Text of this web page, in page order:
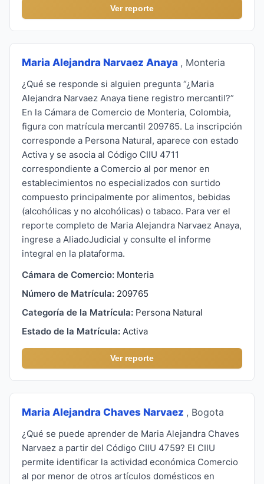
Ver reporte
Maria Alejandra Narvaez Anaya , Monteria
¿Qué se responde si alguien pregunta “¿Maria
Alejandra Narvaez Anaya tiene registro mercantil?”
En la Cámara de Comercio de Monteria, Colombia,
figura con matrícula mercantil 209765. La inscripción
corresponde a Persona Natural, aparece con estado
Activa y se asocia al Código CIIU 4711
correspondiente a Comercio al por menor en
establecimientos no especializados con surtido
compuesto principalmente por alimentos, bebidas
(alcohólicas y no alcohólicas) o tabaco. Para ver el
reporte completo de Maria Alejandra Narvaez Anaya,
ingrese a AliadoJudicial y consulte el informe
integral en la plataforma.
Cámara de Comercio: Monteria
Número de Matrícula: 209765
Categoría de la Matrícula: Persona Natural
Estado de la Matrícula: Activa
Ver reporte
Maria Alejandra Chaves Narvaez , Bogota
¿Qué se puede aprender de Maria Alejandra Chaves
Narvaez a partir del Código CIIU 4759? El CIIU
permite identificar la actividad económica Comercio
al por menor de otros artículos domésticos en